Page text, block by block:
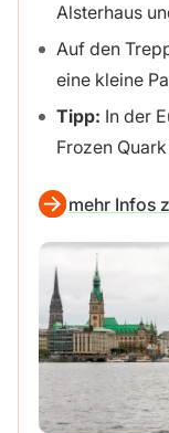
Alsterhaus
Auf den
eine kleine
Tipp: In der
Frozen
mehr Infos